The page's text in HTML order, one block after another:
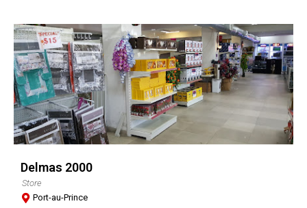
Delmas 2000
Store
Port-au-Prince